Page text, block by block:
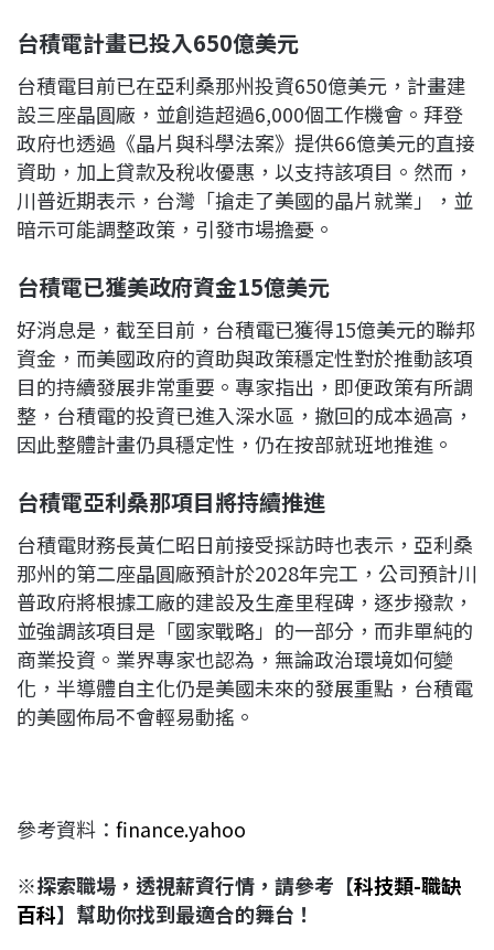
台積電計畫已投入650億美元
台積電目前已在亞利桑那州投資650億美元，計畫建
設三座晶圓廠，並創造超過6,000個工作機會。拜登
政府也透過《晶片與科學法案》提供66億美元的直接
資助，加上貸款及稅收優惠，以支持該項目。然而，
川普近期表示，台灣「搶走了美國的晶片就業」，並
暗示可能調整政策，引發市場擔憂。
台積電已獲美政府資金15億美元
好消息是，截至目前，台積電已獲得15億美元的聯邦
資金，而美國政府的資助與政策穩定性對於推動該項
目的持續發展非常重要。專家指出，即便政策有所調
整，台積電的投資已進入深水區，撤回的成本過高，
因此整體計畫仍具穩定性，仍在按部就班地推進。
台積電亞利桑那項目將持續推進
台積電財務長黃仁昭日前接受採訪時也表示，亞利桑
那州的第二座晶圓廠預計於2028年完工，公司預計川
普政府將根據工廠的建設及生產里程碑，逐步撥款，
並強調該項目是「國家戰略」的一部分，而非單純的
商業投資。業界專家也認為，無論政治環境如何變
化，半導體自主化仍是美國未來的發展重點，台積電
的美國佈局不會輕易動搖。
參考資料： finance.yahoo
※探索職場，透視薪資行情，請參考【科技類-職缺
百科】幫助你找到最適合的舞台！